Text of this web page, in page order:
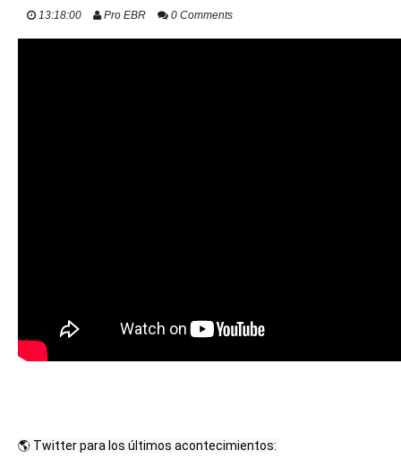
+ INFO
13:18:00 Pro EBR 0 Comments
🌎 Twitter para los últimos acontecimientos: